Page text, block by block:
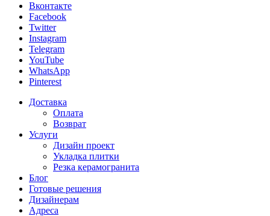
Вконтакте
Facebook
Twitter
Instagram
Telegram
YouTube
WhatsApp
Pinterest
Доставка
Оплата
Возврат
Услуги
Дизайн проект
Укладка плитки
Резка керамогранита
Блог
Готовые решения
Дизайнерам
Адреса